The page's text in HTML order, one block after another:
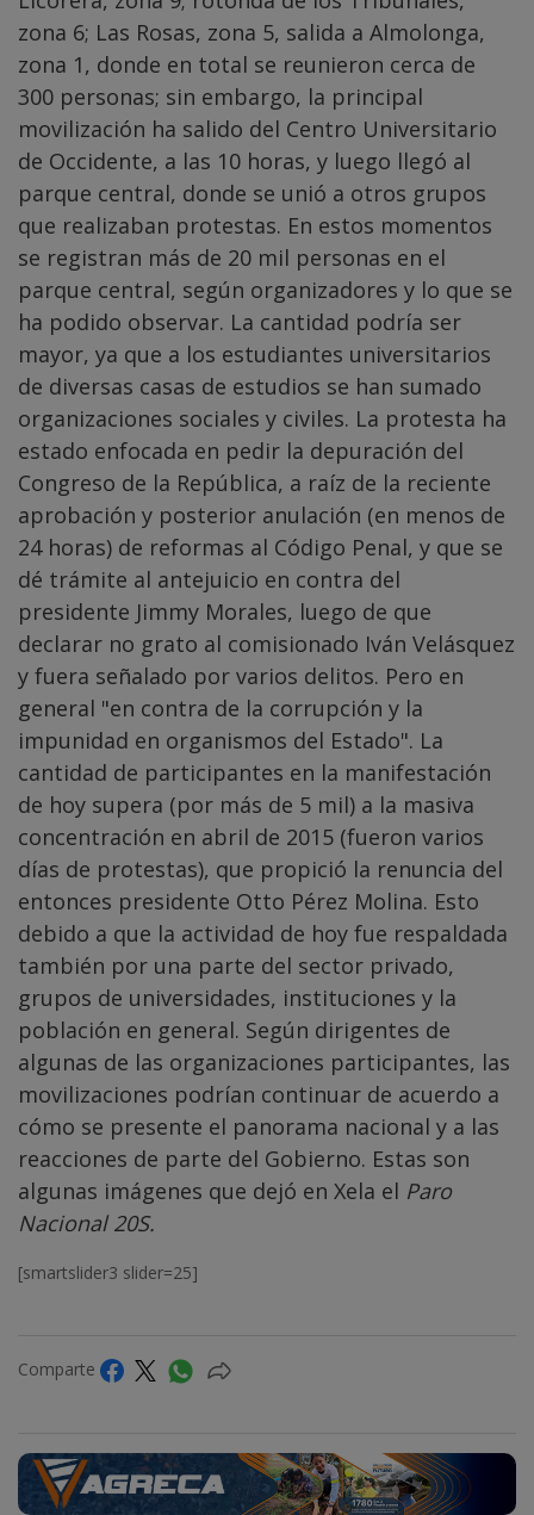
zona 6; Las Rosas, zona 5, salida a Almolonga,
zona 1, donde en total se reunieron cerca de
300 personas; sin embargo, la principal
movilización ha salido del Centro Universitario
de Occidente, a las 10 horas, y luego llegó al
parque central, donde se unió a otros grupos
que realizaban protestas. En estos momentos
se registran más de 20 mil personas en el
parque central, según organizadores y lo que se
ha podido observar. La cantidad podría ser
mayor, ya que a los estudiantes universitarios
de diversas casas de estudios se han sumado
organizaciones sociales y civiles. La protesta ha
estado enfocada en pedir la depuración del
Congreso de la República, a raíz de la reciente
aprobación y posterior anulación (en menos de
24 horas) de reformas al Código Penal, y que se
dé trámite al antejuicio en contra del
presidente Jimmy Morales, luego de que
declarar no grato al comisionado Iván Velásquez
y fuera señalado por varios delitos. Pero en
general "en contra de la corrupción y la
impunidad en organismos del Estado". La
cantidad de participantes en la manifestación
de hoy supera (por más de 5 mil) a la masiva
concentración en abril de 2015 (fueron varios
días de protestas), que propició la renuncia del
entonces presidente Otto Pérez Molina. Esto
debido a que la actividad de hoy fue respaldada
también por una parte del sector privado,
grupos de universidades, instituciones y la
población en general. Según dirigentes de
algunas de las organizaciones participantes, las
movilizaciones podrían continuar de acuerdo a
cómo se presente el panorama nacional y a las
reacciones de parte del Gobierno. Estas son
algunas imágenes que dejó en Xela el Paro
Nacional 20S.
[smartslider3 slider=25]
Comparte